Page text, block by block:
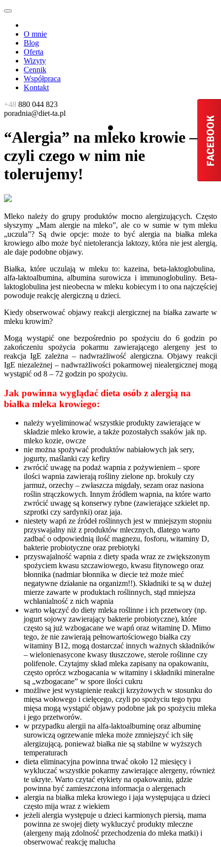
O mnie
Blog
Oferta
Wizyty
Cennik
Współpraca
Kontakt
+48 880 044 823
poradnia@diet-ta.pl
“Alergia” na mleko krowie –
czyli czego w nim nie
tolerujemy!
Mleko należy do grupy produktów mocno alergizujących. Często
słyszymy „Mam alergie na mleko”, ale co w sumie w tym mleku
„uczula”? Są dwie opcje: może to być alergia na białka mleka
krowiego albo może być nietolerancja laktozy, która nie jest alergią,
ale daje podobne objawy.
Białka, które uczulają w mleku to: kazeina, beta-laktoglobulina,
alfa-laktoalbumina, albumina surowicza i immunoglobuliny. Beta-
laktoglobulina jest nieobecna w mleku kobiecym i to ona najczęściej
powoduje reakcję alergiczną u dzieci.
Kiedy obserwować objawy reakcji alergicznej na białka zawarte w
mleku krowim?
Mogą wystąpić one bezpośrednio po spożyciu do 6 godzin po
zakończeniu spożycia pokarmu zawierającego alergeny jest to
reakcja IgE zależna – nadwrażliwość alergiczna. Objawy reakcji
IgE niezależnej – nadwrażliwości pokarmowej niealergicznej mogą
wystąpić od 8 – 72 godzin po spożyciu.
Jak powinna wyglądać dieta osób z alergią na
białka mleka krowiego:
należy wyeliminować wszystkie produkty zawierające w
składzie mleko krowie, a także pozostałych ssaków jak np.
mleko kozie, owcze
nie można spożywać produktów nabiałowych jak sery,
jogurty, maślanki czy kefiry
zwrócić uwagę na podaż wapnia z pożywieniem – spore
ilości wapnia zawierają rośliny zielone np. brokuły czy
jarmuż, orzechy – zwłaszcza migdały, sezam oraz nasiona
roślin strączkowych. Innym źródłem wapnia, na które warto
zwrócić uwagę są konserwy rybne (zawierające szkielet np.
szprotki czy sardynki) oraz jaja.
niestety wapń ze źródeł roślinnych jest w mniejszym stopniu
przyswajalny niż z produktów mlecznych, dlatego warto
zadbać o odpowiednią ilość magnezu, fosforu, witaminy D,
bakterie probiotyczne oraz prebiotyki
przyswajalność wapnia z diety spada wraz ze zwiększonym
spożyciem kwasu szczawiowego, kwasu fitynowego oraz
błonnika (nadmiar błonnika w diecie też może mieć
negatywne działanie na organizm!!). Składniki te są w dużej
mierze zawarte w produktach roślinnych, stąd mniejsza
wchłanialność z nich wapnia
warto włączyć do diety mleka roślinne i ich przetwory (np.
jogurt sojowy zawierający bakterie probiotyczne), które
często są już wzbogacane we wapń oraz witaminę D. Mimo
tego, że nie zawierają pełnowartościowego białka czy
witaminy B12, mogą dostarczać innych ważnych składników
– wielonienasycone kwasy tłuszczowe, sterole roślinne czy
polifenole. Czytajmy skład mleka zapisany na opakowaniu,
często oprócz wzbogacania w witaminy i składniki mineralne
są „wzbogacane” w spore ilości cukru
możliwe jest wystąpienie reakcji krzyżowych w stosunku do
mięsa wołowego i cielęcego, czyli po spożyciu tego typu
mięsa mogą wystąpić objawy podobne jak po spożyciu mleka
i jego przetworów.
w przypadku alergii na alfa-laktoalbuminę oraz albuminę
surowiczą ogrzewanie mleka może zmniejszyć ich siłę
alergizującą, ponieważ białka nie są stabilne w wyższych
temperaturach
dieta eliminacyjna powinna trwać około 12 miesięcy i
wykluczać wszystkie pokarmy zawierające alergeny, również
te ukryte. Warto czytać etykiety na opakowaniu, gdzie
powinna być zamieszczona informacja o alergenach
alergia na białka mleka krowiego i jaja występująca u dzieci
często mija wraz z wiekiem
jeżeli alergia występuje u dzieci karmionych piersią, mama
powinna ze swojej diety wykluczyć produkty mleczne
(alergeny mają zdolność przechodzenia do mleka matki) i
obserwować reakcję malucha